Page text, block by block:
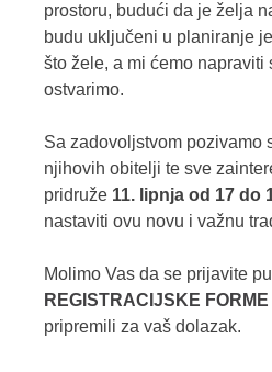
prostoru, budući da je želja
budu uključeni u planiranje
što žele, a mi ćemo napraviti
ostvarimo.
Sa zadovoljstvom pozivamo
njihovih obitelji te sve
pridruže 11. lipnja od 17 do
nastaviti ovu novu i važnu
Molimo Vas da se prijavite
REGISTRACIJSKE FORME
pripremili za vaš dolazak.